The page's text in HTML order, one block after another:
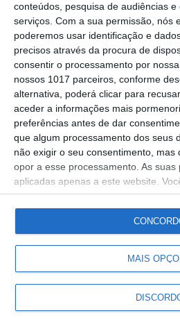
conteúdos, pesquisa de audiências
serviços. Com a sua permissão, nós
poderemos usar identificação e
precisos através da procura de
consentir o processamento por
nossos 1017 parceiros, conforme
alternativa, poderá clicar para
aceder a informações mais
preferências antes de dar
que algum processamento dos seus
não exigir o seu consentimento, mas
opor a esse processamento. As
aplicadas apenas a este website.
preferências ou retirar seu
voltando a este site e clicando no
MAIS
Rádio Portalegre e ESC
história com emissão
Portalegre e Viena
Rádio Portalegre 16-05-2026
© Rádio Portalegre 2026 • Todos